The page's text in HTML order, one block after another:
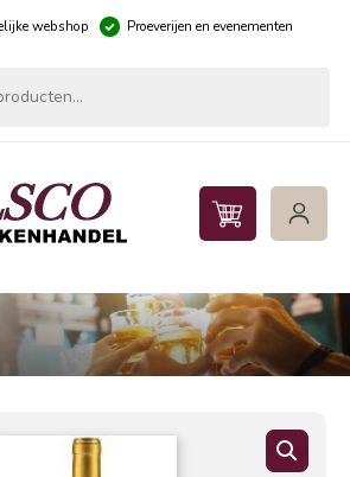
webshop Proeverijen en evenementen